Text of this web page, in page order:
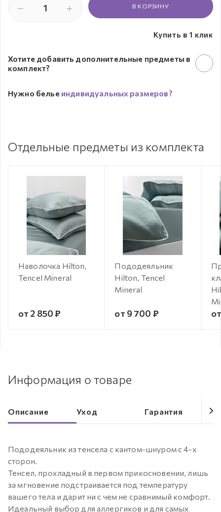
В КОРЗИНУ
Купить в 1 клик
Хотите добавить дополнительные предметы в
комплект?
Нужно белье индивидуальных размеров?
Отдельные предметы из комплекта
Наволочка Hilton,
Tencel Mineral
от 2 850 ₽
Пододеяльник
Hilton, Tencel
Mineral
от 9 700 ₽
Информация о товаре
Описание Уход Гарантия
Пододеяльник из тенсела с кантом-шнуром с 4-х
сторон.
Тенсел, прохладный в первом прикосновении, лишь
за мгновение подстраивается под температуру
вашего тела и дарит ни с чем не сравнимый комфорт.
Идеальный выбор для аллергиков и для самых